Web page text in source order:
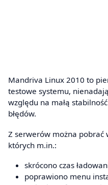
Mandriva Linux 2010 to
testowe systemu,
względu na małą
błędów.
Z serwerów można
których m.in.:
skrócono czas
poprawiono menu